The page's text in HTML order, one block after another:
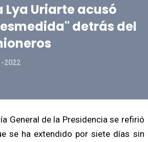
Lya Uriarte acusó
detrás del
2022
General de la Presidencia se refirió
se ha extendido por siete días sin